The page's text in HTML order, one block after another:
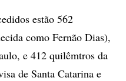
estão 562
como Fernão Dias),
e 412 quilêmtros da
de Santa Catarina e